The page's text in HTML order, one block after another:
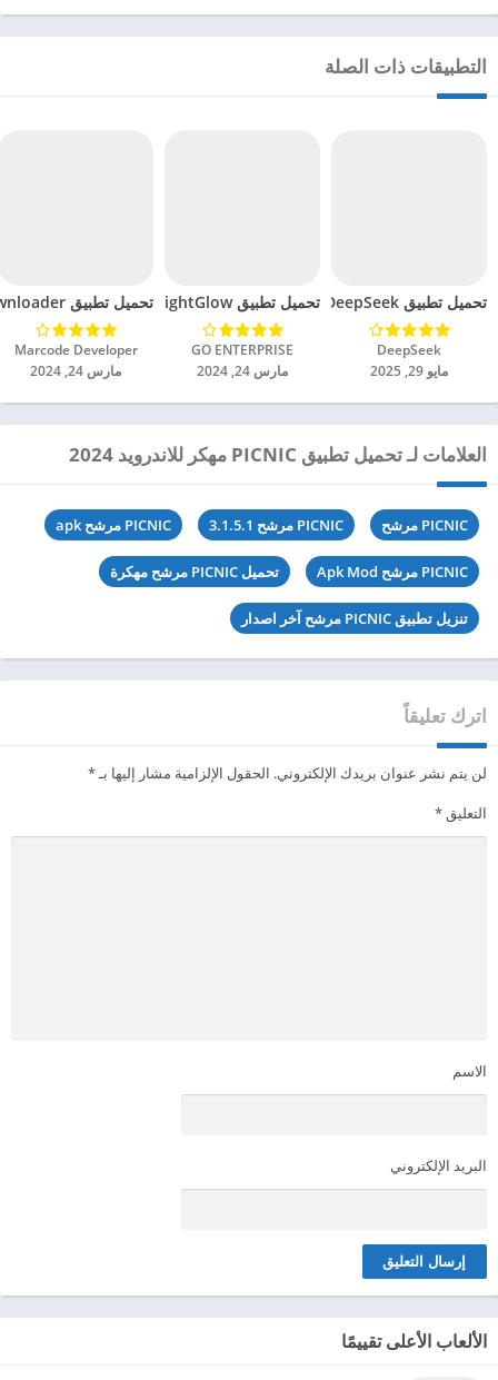
التطبيقات ذات الصلة
تحميل تطبيق DeepSeek مهكر للاندرويد 2025
DeepSeek‏
مايو 29, 2025
تحميل تطبيق BrightGlow مهكر للاندرويد 2024
GO ENTERPRISE‏
مارس 24, 2024
تحميل تطبيق mp4 video downloader مهكر للاندرويد 2024
Marcode Developer‏
مارس 24, 2024
العلامات لـ تحميل تطبيق PICNIC مهكر للاندرويد 2024
PICNIC مرشح PICNIC مرشح 3.1.5.1 PICNIC مرشح apk
PICNIC مرشح Apk Mod تحميل PICNIC مرشح مهكرة
تنزيل تطبيق PICNIC مرشح آخر اصدار
اترك تعليقاً
لن يتم نشر عنوان بريدك الإلكتروني. الحقول الإلزامية مشار إليها بـ*
التعليق*
الاسم
البريد الإلكتروني
الألعاب الأعلى تقييمًا